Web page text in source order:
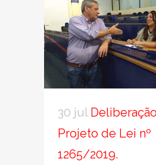
30 jul
Projeto de Lei nº
1265/2019.